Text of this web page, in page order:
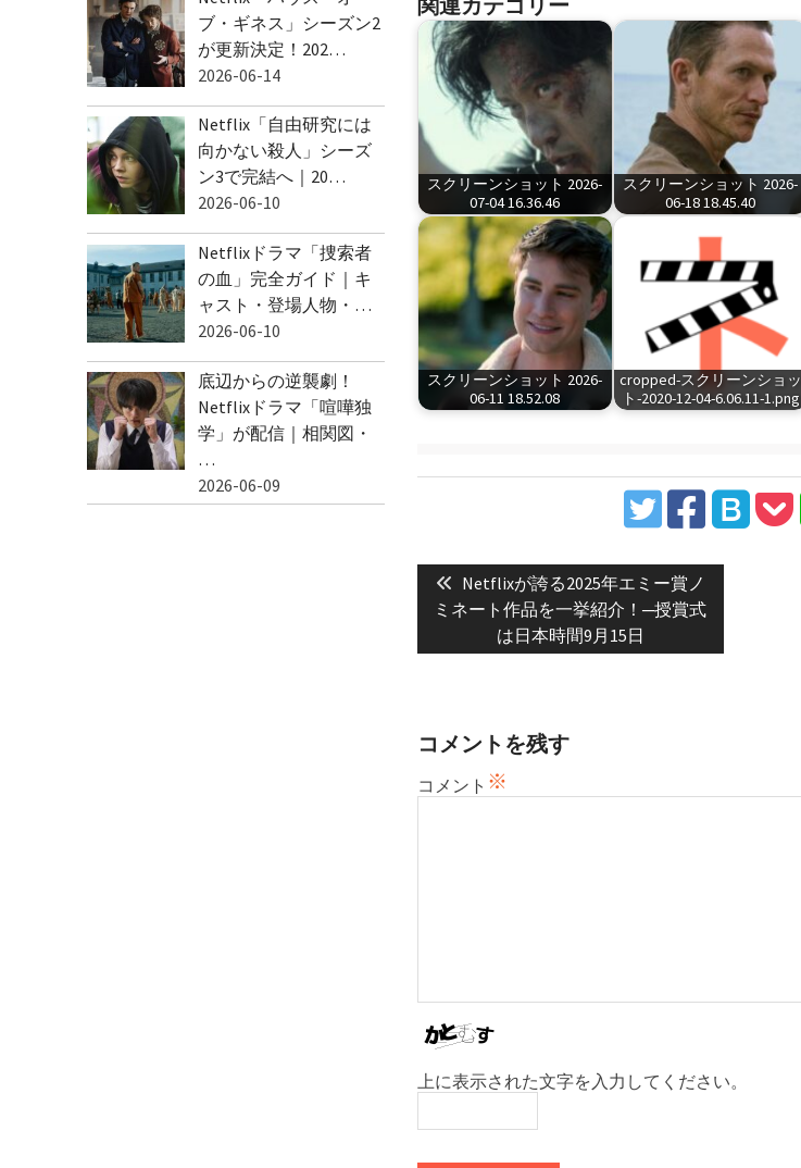
スクリーンショット 2026-
07-04 16.36.46
スクリーンショット 2026-
06-18 18.45.40
スクリーンショット 2026-
06-11 18.52.08
cropped-スクリーンショッ
ト-2020-12-04-6.06.11-1.png
投
稿
ナ
ビ
シ
ン
Previous
post:
Netflixが誇る2025年エミー賞ノ
ミネート作品を一挙紹介！─授賞式
は日本時間9月15日
コメントを残す
コメント ※
上に表示された文字を入力してください。
ブ・ギネス」シーズン2
が更新決定！202…
2026-06-14
Netflix「自由研究には
向かない殺人」シーズ
ン3で完結へ｜20…
2026-06-10
Netflixドラマ「捜索者
の血」完全ガイド｜キ
ャスト・登場人物・…
2026-06-10
底辺からの逆襲劇！
Netflixドラマ「喧嘩独
学」が配信｜相関図・
…
2026-06-09